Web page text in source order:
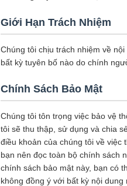
Giới Hạn Trách Nhiệm
Chúng tôi chịu trách nhiệm về
bất kỳ tuyên bố nào do chính
Chính Sách Bảo Mật
Chúng tôi tôn trọng việc bảo vệ
tôi sẽ thu thập, sử dụng và chia
điều khoản của chúng tôi về việc
bạn nên đọc toàn bộ chính sách
chính sách bảo mật này, bạn có
không đồng ý với bất kỳ nội